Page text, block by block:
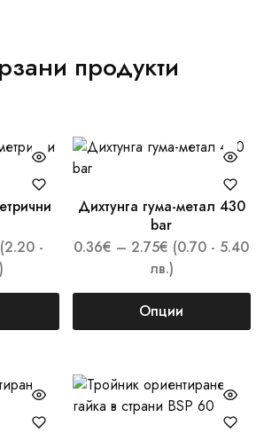
продукти
(2.20 -
Дихтунга гума-метал 430
bar
0.36€ – 2.75€ (0.70 - 5.40
лв.)
Опции